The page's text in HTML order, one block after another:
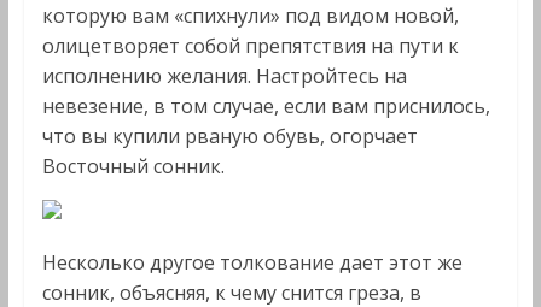
которую вам «спихнули» под видом новой,
олицетворяет собой препятствия на пути к
исполнению желания. Настройтесь на
невезение, в том случае, если вам приснилось,
что вы купили рваную обувь, огорчает
Восточный сонник.
Несколько другое толкование дает этот же
сонник, объясняя, к чему снится греза, в